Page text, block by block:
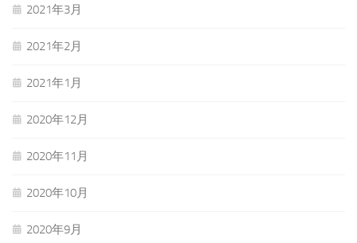
2021年3月
2021年2月
2021年1月
2020年12月
2020年11月
2020年10月
2020年9月